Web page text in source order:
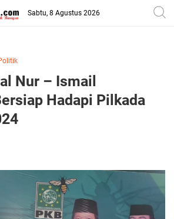
Sabtu, 8 Agustus 2026
Nur – Ismail
Hadapi Pilkada